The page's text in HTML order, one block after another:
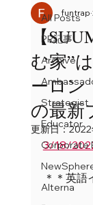
All Posts
PR記事
Archive
Strategist
Educator
Corporate
Alterna
【
む家”
ーロン
の最新
funtrap
更新日：
3/18/
＊＊英